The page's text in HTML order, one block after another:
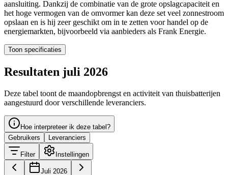
aansluiting. Dankzij de combinatie van de grote opslagcapaciteit en
het hoge vermogen van de omvormer kan deze set veel zonnestroom
opslaan en is hij zeer geschikt om in te zetten voor handel op de
energiemarkten, bijvoorbeeld via aanbieders als Frank Energie.
Toon specificaties
Resultaten juli 2026
Deze tabel toont de maandopbrengst en activiteit van thuisbatterijen
aangestuurd door verschillende leveranciers.
Hoe interpreteer ik deze tabel?
Gebruikers
Leveranciers
Filter Instellingen
Juli 2026